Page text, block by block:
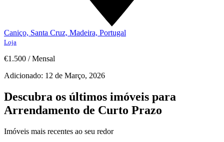
Caniço, Santa Cruz, Madeira, Portugal
Loja
€1.500 / Mensal
Adicionado: 12 de Março, 2026
Descubra os últimos imóveis para
Arrendamento de Curto Prazo
Imóveis mais recentes ao seu redor